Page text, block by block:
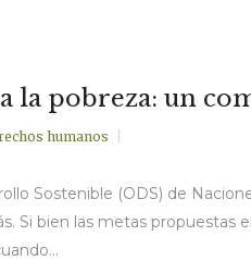
la pobreza: un
humanos
Sostenible (ODS) de
Si bien las metas propuestas